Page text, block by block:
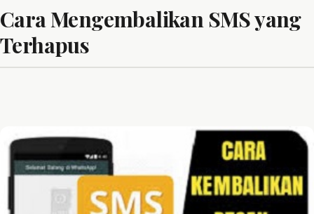
Cara Mengembalikan SMS yang
Terhapus